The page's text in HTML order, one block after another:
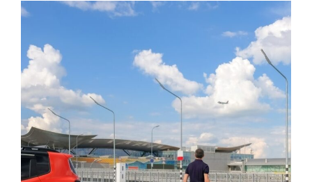
DÉCOUVREZ
PORTO-
EN
MER